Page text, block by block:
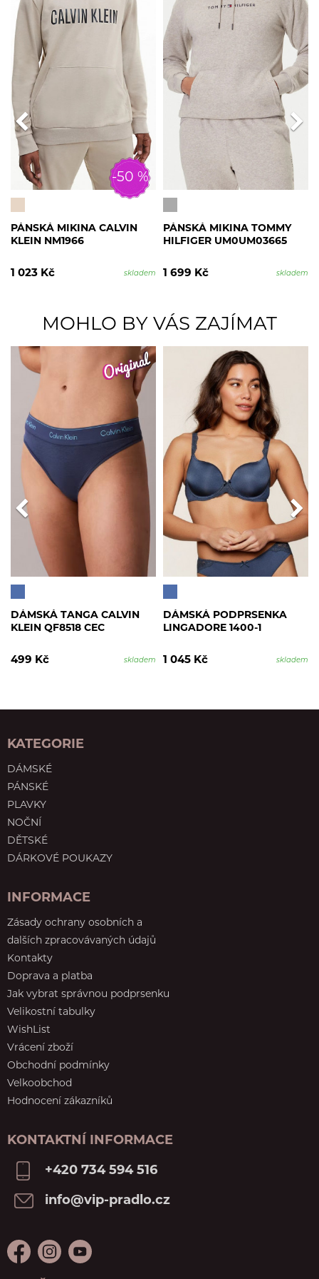
-50 %
PÁNSKÁ MIKINA CALVIN
KLEIN NM1966
1 023 Kč skladem
PÁNSKÁ MIKINA TOMMY
HILFIGER UM0UM03665
1 699 Kč skladem
MOHLO BY VÁS ZAJÍMAT
DÁMSKÁ TANGA CALVIN
KLEIN QF8518 CEC
499 Kč skladem
DÁMSKÁ PODPRSENKA
LINGADORE 1400-1
1 045 Kč skladem
KATEGORIE
DÁMSKÉ
PÁNSKÉ
PLAVKY
NOČNÍ
DĚTSKÉ
DÁRKOVÉ POUKAZY
INFORMACE
Zásady ochrany osobních a
dalších zpracovávaných údajů
Kontakty
Doprava a platba
Jak vybrat správnou podprsenku
Velikostní tabulky
WishList
Vrácení zboží
Obchodní podmínky
Velkoobchod
Hodnocení zákazníků
KONTAKTNÍ INFORMACE
+420 734 594 516
info@vip-pradlo.cz